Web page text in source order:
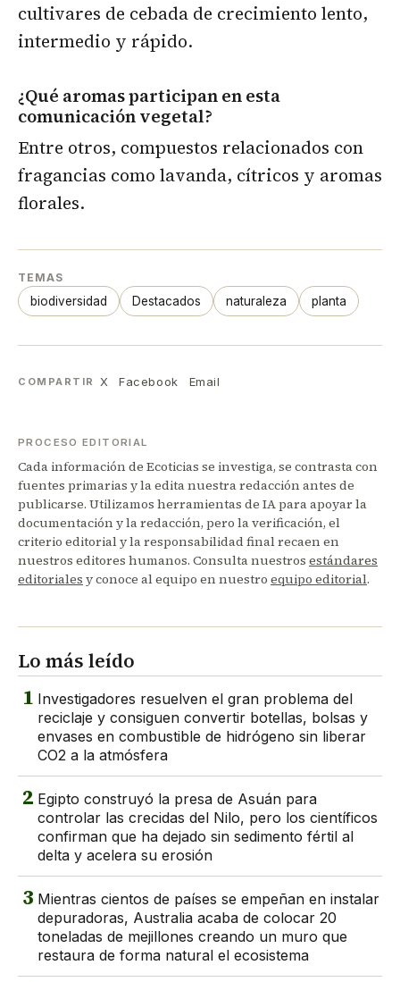
cultivares de cebada de crecimiento lento,
intermedio y rápido.
¿Qué aromas participan en esta
comunicación vegetal?
Entre otros, compuestos relacionados con
fragancias como lavanda, cítricos y aromas
florales.
TEMAS
biodiversidad Destacados naturaleza planta
COMPARTIR X Facebook Email
PROCESO EDITORIAL
Cada información de Ecoticias se investiga, se contrasta con
fuentes primarias y la edita nuestra redacción antes de
publicarse. Utilizamos herramientas de IA para apoyar la
documentación y la redacción, pero la verificación, el
criterio editorial y la responsabilidad final recaen en
nuestros editores humanos. Consulta nuestros estándares
editoriales y conoce al equipo en nuestro equipo editorial.
Lo más leído
1 Investigadores resuelven el gran problema del
reciclaje y consiguen convertir botellas, bolsas y
envases en combustible de hidrógeno sin liberar
CO2 a la atmósfera
2 Egipto construyó la presa de Asuán para
controlar las crecidas del Nilo, pero los científicos
confirman que ha dejado sin sedimento fértil al
delta y acelera su erosión
3 Mientras cientos de países se empeñan en instalar
depuradoras, Australia acaba de colocar 20
toneladas de mejillones creando un muro que
restaura de forma natural el ecosistema